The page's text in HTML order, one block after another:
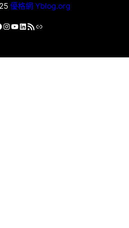
優格網 Yblog.org
Instagram
YouTube
LinkedIn
RSS 資訊提供連結